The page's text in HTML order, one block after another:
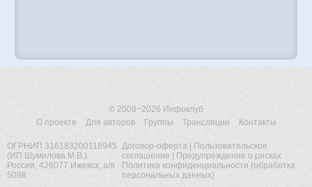
© 2008−2026 Инфоклуб
О проекте
Для авторов Группы Трансляции Контакты
ОГРНИП 316183200118945
(ИП Шумилова М.В.)
Россия, 426077 Ижевск, а/я
5098
Договор-оферта|
Пользовательское
соглашение
Предупреждение о рисках
Политика конфиденциальности (обработка
персональных данных)